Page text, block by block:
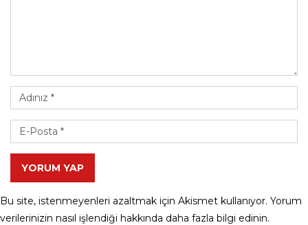
YORUM YAP
Bu site, istenmeyenleri azaltmak için Akismet kullanıyor. Yorum
verilerinizin nasıl işlendiği hakkında daha fazla bilgi edinin.